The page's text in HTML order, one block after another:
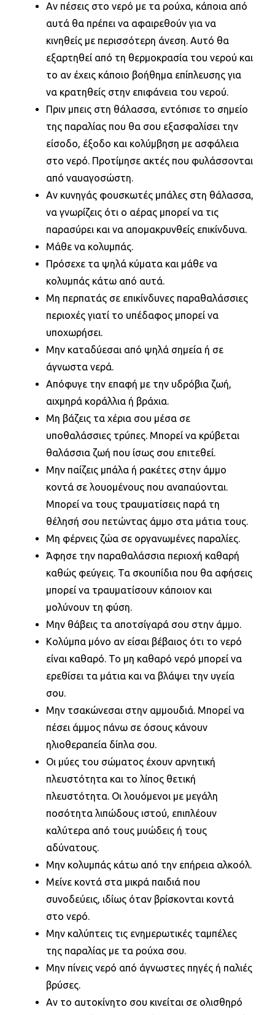
Αν πέσεις στο νερό με τα ρούχα, κάποια από
αυτά θα πρέπει να αφαιρεθούν για να
κινηθείς με περισσότερη άνεση. Αυτό θα
εξαρτηθεί από τη θερμοκρασία του νερού και
το αν έχεις κάποιο βοήθημα επίπλευσης για
να κρατηθείς στην επιφάνεια του νερού.
Πριν μπεις στη θάλασσα, εντόπισε το σημείο
της παραλίας που θα σου εξασφαλίσει την
είσοδο, έξοδο και κολύμβηση με ασφάλεια
στο νερό. Προτίμησε ακτές που φυλάσσονται
από ναυαγοσώστη.
Αν κυνηγάς φουσκωτές μπάλες στη θάλασσα,
να γνωρίζεις ότι ο αέρας μπορεί να τις
παρασύρει και να απομακρυνθείς επικίνδυνα.
Μάθε να κολυμπάς.
Πρόσεχε τα ψηλά κύματα και μάθε να
κολυμπάς κάτω από αυτά.
Μη περπατάς σε επικίνδυνες παραθαλάσσιες
περιοχές γιατί το υπέδαφος μπορεί να
υποχωρήσει.
Μην καταδύεσαι από ψηλά σημεία ή σε
άγνωστα νερά.
Απόφυγε την επαφή με την υδρόβια ζωή,
αιχμηρά κοράλλια ή βράχια.
Μη βάζεις τα χέρια σου μέσα σε
υποθαλάσσιες τρύπες. Μπορεί να κρύβεται
θαλάσσια ζωή που ίσως σου επιτεθεί.
Μην παίζεις μπάλα ή ρακέτες στην άμμο
κοντά σε λουομένους που αναπαύονται.
Μπορεί να τους τραυματίσεις παρά τη
θέλησή σου πετώντας άμμο στα μάτια τους.
Μη φέρνεις ζώα σε οργανωμένες παραλίες.
Άφησε την παραθαλάσσια περιοχή καθαρή
καθώς φεύγεις. Τα σκουπίδια που θα αφήσεις
μπορεί να τραυματίσουν κάποιον και
μολύνουν τη φύση.
Μην θάβεις τα αποτσίγαρά σου στην άμμο.
Κολύμπα μόνο αν είσαι βέβαιος ότι το νερό
είναι καθαρό. Το μη καθαρό νερό μπορεί να
ερεθίσει τα μάτια και να βλάψει την υγεία
σου.
Μην τσακώνεσαι στην αμμουδιά. Μπορεί να
πέσει άμμος πάνω σε όσους κάνουν
ηλιοθεραπεία δίπλα σου.
Οι μύες του σώματος έχουν αρνητική
πλευστότητα και το λίπος θετική
πλευστότητα. Οι λουόμενοι με μεγάλη
ποσότητα λιπώδους ιστού, επιπλέουν
καλύτερα από τους μυώδεις ή τους
αδύνατους.
Μην κολυμπάς κάτω από την επήρεια αλκοόλ.
Μείνε κοντά στα μικρά παιδιά που
συνοδεύεις, ιδίως όταν βρίσκονται κοντά
στο νερό.
Μην καλύπτεις τις ενημερωτικές ταμπέλες
της παραλίας με τα ρούχα σου.
Μην πίνεις νερό από άγνωστες πηγές ή παλιές
βρύσες.
Αν το αυτοκίνητο σου κινείται σε ολισθηρό